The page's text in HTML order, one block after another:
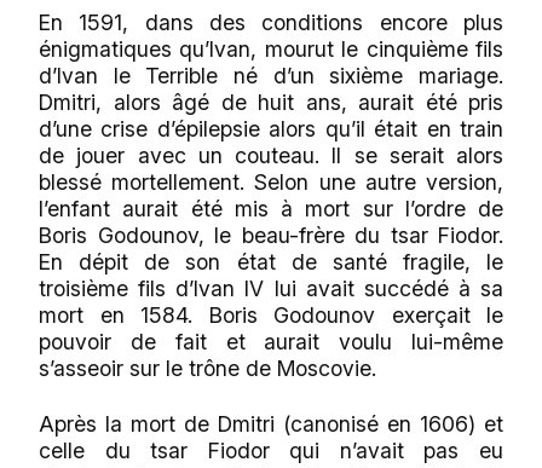
En 1591, dans des conditions encore plus
énigmatiques qu’Ivan, mourut le cinquième fils
d’Ivan le Terrible né d’un sixième mariage.
Dmitri, alors âgé de huit ans, aurait été pris
d’une crise d’épilepsie alors qu’il était en train
de jouer avec un couteau. Il se serait alors
blessé mortellement. Selon une autre version,
l’enfant aurait été mis à mort sur l’ordre de
Boris Godounov, le beau-frère du tsar Fiodor.
En dépit de son état de santé fragile, le
troisième fils d’Ivan IV lui avait succédé à sa
mort en 1584. Boris Godounov exerçait le
pouvoir de fait et aurait voulu lui-même
s’asseoir sur le trône de Moscovie.
Après la mort de Dmitri (canonisé en 1606) et
celle du tsar Fiodor qui n’avait pas eu